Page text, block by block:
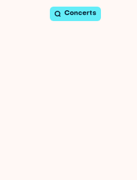
Concerts